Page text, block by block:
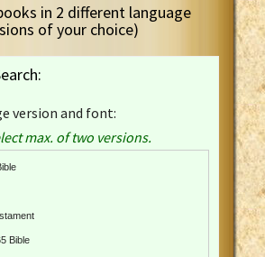
in 2 different language
of your choice)
version and font:
max. of two versions.
Bible